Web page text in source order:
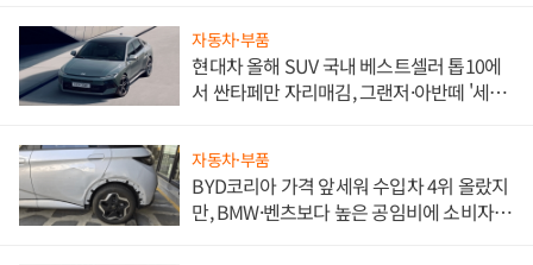
자동차·부품
현대차 올해 SUV 국내 베스트셀러 톱10에
서 싼타페만 자리매김, 그랜저·아반떼 '세단
자동차·부품
BYD코리아 가격 앞세워 수입차 4위 올랐지
만, BMW·벤츠보다 높은 공임비에 소비자